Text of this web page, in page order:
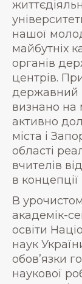
нашої
майбутніх
органів
центрів.
державний
визнано на
активно
міста і
області
вчителів
в
В
академік-
освіти
наук
обов’язки
наукової